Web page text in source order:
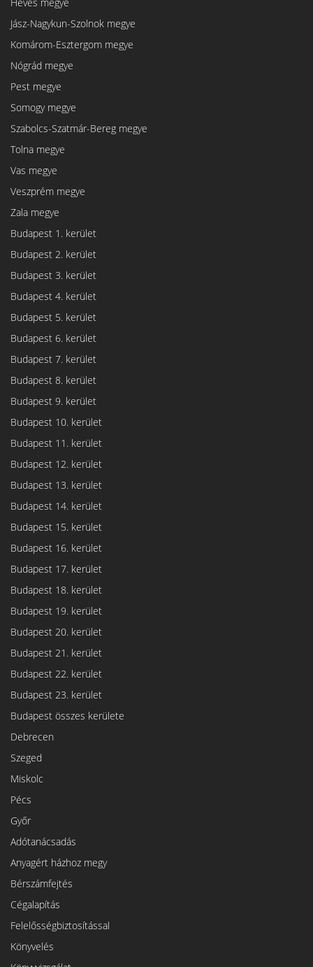
Heves megye
Jász-Nagykun-Szolnok megye
Komárom-Esztergom megye
Nógrád megye
Pest megye
Somogy megye
Szabolcs-Szatmár-Bereg megye
Tolna megye
Vas megye
Veszprém megye
Zala megye
Budapest 1. kerület
Budapest 2. kerület
Budapest 3. kerület
Budapest 4. kerület
Budapest 5. kerület
Budapest 6. kerület
Budapest 7. kerület
Budapest 8. kerület
Budapest 9. kerület
Budapest 10. kerület
Budapest 11. kerület
Budapest 12. kerület
Budapest 13. kerület
Budapest 14. kerület
Budapest 15. kerület
Budapest 16. kerület
Budapest 17. kerület
Budapest 18. kerület
Budapest 19. kerület
Budapest 20. kerület
Budapest 21. kerület
Budapest 22. kerület
Budapest 23. kerület
Budapest összes kerülete
Debrecen
Szeged
Miskolc
Pécs
Győr
Adótanácsadás
Anyagért házhoz megy
Bérszámfejtés
Cégalapítás
Felelősségbiztosítással
Könyvelés